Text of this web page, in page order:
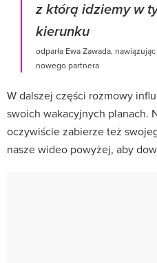
z którą idziemy w
kierunku
odparła Ewa Zawada,
nowego partnera
W dalszej części rozmowy
swoich wakacyjnych planach.
oczywiście zabierze też
nasze wideo powyżej, aby